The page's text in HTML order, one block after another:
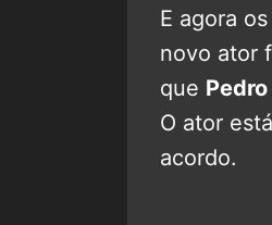
E agora
novo ator
que
O ator
acordo.